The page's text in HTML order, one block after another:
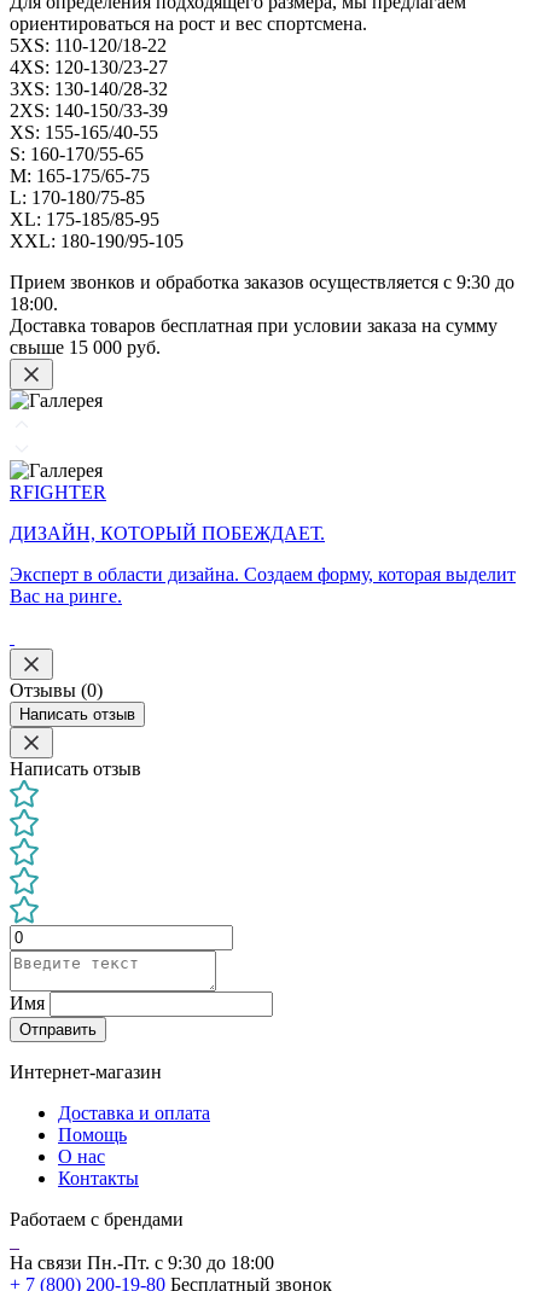
ориентироваться на рост и вес спортсмена.
5XS: 110-120/18-22
4XS: 120-130/23-27
3XS: 130-140/28-32
2XS: 140-150/33-39
XS: 155-165/40-55
S: 160-170/55-65
M: 165-175/65-75
L: 170-180/75-85
XL: 175-185/85-95
XXL: 180-190/95-105
Прием звонков и обработка заказов осуществляется с 9:30 до
18:00.
Доставка товаров бесплатная при условии заказа на сумму
свыше 15 000 руб.
RFIGHTER
ДИЗАЙН, КОТОРЫЙ ПОБЕЖДАЕТ.
Эксперт в области дизайна. Создаем форму, которая выделит
Вас на ринге.
Отзывы (0)
Написать отзыв
Написать отзыв
Имя
Отправить
Интернет-магазин
Доставка и оплата
Помощь
О нас
Контакты
Работаем с брендами
На связи Пн.-Пт. с 9:30 до 18:00
+ 7 (800) 200-19-80 Бесплатный звонок